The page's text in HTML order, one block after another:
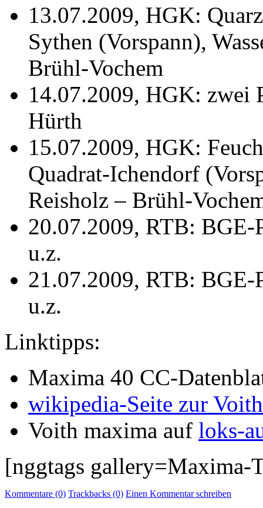
13.07.2009, HGK:
Sythen (Vorspann),
Brühl-Vochem
14.07.2009, HGK: zwei
Hürth
15.07.2009, HGK:
Quadrat-Ichendorf
Reisholz – Brühl-
20.07.2009, RTB:
u.z.
21.07.2009, RTB:
u.z.
Linktipps:
Maxima 40 CC-
wikipedia-Seite zur
Voith maxima auf loks-
[nggtags gallery=Maxima-
Kommentare (0) Trackbacks (0) Einen Kommentar schreiben